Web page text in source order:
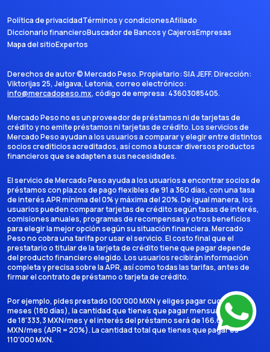
Política de privacidadTérminos y condicionesAfiliado
Diccionario financieroBuscador de Bancos y CajerosEmpresas
Mapa del sitioExpertos
Derechos de autor ©Mercado Peso. Propietario:SIA JEFF. Dirección:
Viktorijas 25, Jelgava, Letonia, correo electrónico:
info@mercadopeso.mx, código de empresa: 43603085405.
Mercado Peso no es un proveedor de préstamos ni de tarjetas de
crédito y no emite préstamos ni tarjetas de crédito. Los servicios de
Mercado Peso ayudan a los usuarios a comparar y elegir entre distintos
socios crediticios acreditados, así como a buscar diversos productos
financieros que se adapten a sus necesidades.
El servicio de Mercado Peso ayuda a los usuarios a encontrar socios de
préstamos con plazos de pago flexibles de 91 a 360 días, con una tasa
de interés APR mínima del 0% y máxima del 20%. De igual manera, los
usuarios pueden comparar tarjetas de crédito según tasas de interés,
comisiones anuales, programas de recompensas y otros beneficios
para elegir la mejor opción según su situación financiera. Mercado
Peso no cobra una tarifa por usar el servicio. El costo final que el
prestatario o titular de la tarjeta de crédito tiene que pagar depende
del producto financiero elegido. Los usuarios recibirán información
completa y precisa sobre la APR, así como todas las tarifas, antes de
firmar el contrato de préstamo o tarjeta de crédito.
Por ejemplo, pides prestado 100'000 MXN y eliges pagar cuotas en 6
meses (180 días), la cantidad que tienes que pagar mensualmente es
de 18'333,3 MXN/mes y el interés del préstamo será de 166.666,7
MXN/mes (APR = 20%). La cantidad total que tienes que pagar es
110'000 MXN.